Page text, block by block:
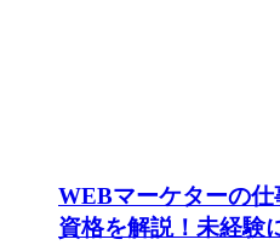
WEBマーケターの仕
資格を解説！未経験